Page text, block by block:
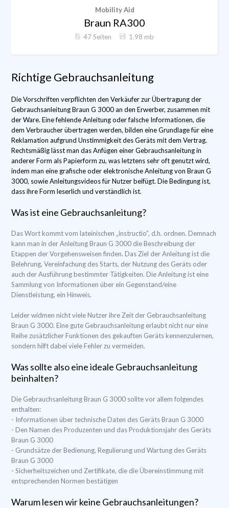
Mobility Aid
Braun RA300
47 Seiten 1.98 mb
Richtige Gebrauchsanleitung
Die Vorschriften verpflichten den Verkäufer zur Übertragung der
Gebrauchsanleitung Braun G 3000 an den Erwerber, zusammen mit
der Ware. Eine fehlende Anleitung oder falsche Informationen, die
dem Verbraucher übertragen werden, bilden eine Grundlage für eine
Reklamation aufgrund Unstimmigkeit des Geräts mit dem Vertrag.
Rechtsmäßig lässt man das Anfügen einer Gebrauchsanleitung in
anderer Form als Papierform zu, was letztens sehr oft genutzt wird,
indem man eine grafische oder elektronische Anleitung von Braun G
3000, sowie Anleitungsvideos für Nutzer beifügt. Die Bedingung ist,
dass ihre Form leserlich und verständlich ist.
Was ist eine Gebrauchsanleitung?
Das Wort kommt vom lateinischen „instructio”, d.h. ordnen. Demnach
kann man in der Anleitung Braun G 3000 die Beschreibung der
Etappen der Vorgehensweisen finden. Das Ziel der Anleitung ist die
Belehrung, Vereinfachung des Starts, der Nutzung des Geräts oder
auch der Ausführung bestimmter Tätigkeiten. Die Anleitung ist eine
Sammlung von Informationen über ein Gegenstand/eine
Dienstleistung, ein Hinweis.
Leider widmen nicht viele Nutzer ihre Zeit der Gebrauchsanleitung
Braun G 3000. Eine gute Gebrauchsanleitung erlaubt nicht nur eine
Reihe zusätzlicher Funktionen des gekauften Geräts kennenzulernen,
sondern hilft dabei viele Fehler zu vermeiden.
Was sollte also eine ideale Gebrauchsanleitung
beinhalten?
Die Gebrauchsanleitung Braun G 3000 sollte vor allem folgendes
enthalten:
- Informationen über technische Daten des Geräts Braun G 3000
- Den Namen des Produzenten und das Produktionsjahr des Geräts
Braun G 3000
- Grundsätze der Bedienung, Regulierung und Wartung des Geräts
Braun G 3000
- Sicherheitszeichen und Zertifikate, die die Übereinstimmung mit
entsprechenden Normen bestätigen
Warum lesen wir keine Gebrauchsanleitungen?